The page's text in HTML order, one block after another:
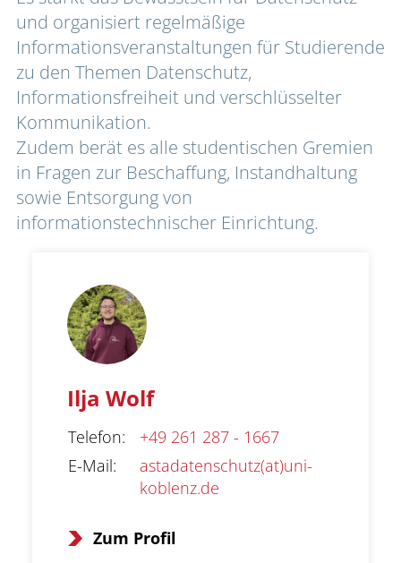
Hochschulgruppen
Urabstimmung
Vollversammlung aller
Studierenden
Wahlrat
Rechtliches
Aktuelles
Meldungen
und organisiert regelmäßige
Informationsveranstaltungen für Studierende
zu den Themen Datenschutz,
Informationsfreiheit und verschlüsselter
Kommunikation.
Zudem berät es alle studentischen Gremien
in Fragen zur Beschaffung, Instandhaltung
sowie Entsorgung von
informationstechnischer Einrichtung.
Ilja Wolf
Telefon:
+49 261 287 - 1667
E-Mail:
astadatenschutz(at)uni-
koblenz.de
Zum Profil